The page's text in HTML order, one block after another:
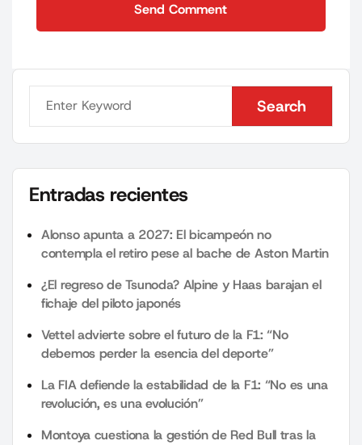
Send Comment
Search
Search
Entradas recientes
Alonso apunta a 2027: El bicampeón no
contempla el retiro pese al bache de Aston Martin
¿El regreso de Tsunoda? Alpine y Haas barajan el
fichaje del piloto japonés
Vettel advierte sobre el futuro de la F1: “No
debemos perder la esencia del deporte”
La FIA defiende la estabilidad de la F1: “No es una
revolución, es una evolución”
Montoya cuestiona la gestión de Red Bull tras la